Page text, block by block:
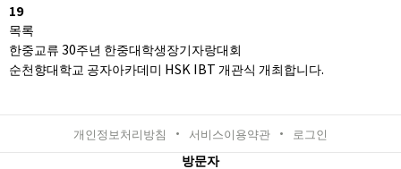
19
목록
한중교류 30주년 한중대학생장기자랑대회
순천향대학교 공자아카데미 HSK IBT 개관식 개최합니다.
개인정보처리방침 서비스이용약관 로그인
방문자